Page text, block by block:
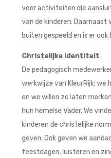
voor activiteiten die
van de kinderen. Daarnaast
buiten gespeeld en is er
Christelijke identiteit
De pedagogisch
werkwijze van KleurRijk: we
en we willen ze laten
hun hemelse Vader. We
kinderen de christelijke
geven. Ook geven we
feestdagen, luisteren en